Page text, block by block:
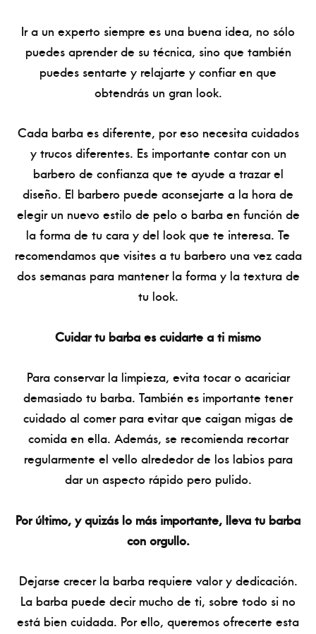
Ir a un experto siempre es una buena idea, no sólo
puedes aprender de su técnica, sino que también
puedes sentarte y relajarte y confiar en que
obtendrás un gran look.
Cada barba es diferente, por eso necesita cuidados
y trucos diferentes. Es importante contar con un
barbero de confianza que te ayude a trazar el
diseño. El barbero puede aconsejarte a la hora de
elegir un nuevo estilo de pelo o barba en función de
la forma de tu cara y del look que te interesa. Te
recomendamos que visites a tu barbero una vez cada
dos semanas para mantener la forma y la textura de
tu look.
Cuidar tu barba es cuidarte a ti mismo
Para conservar la limpieza, evita tocar o acariciar
demasiado tu barba. También es importante tener
cuidado al comer para evitar que caigan migas de
comida en ella. Además, se recomienda recortar
regularmente el vello alrededor de los labios para
dar un aspecto rápido pero pulido.
Por último, y quizás lo más importante, lleva tu barba
con orgullo.
Dejarse crecer la barba requiere valor y dedicación.
La barba puede decir mucho de ti, sobre todo si no
está bien cuidada. Por ello, queremos ofrecerte esta